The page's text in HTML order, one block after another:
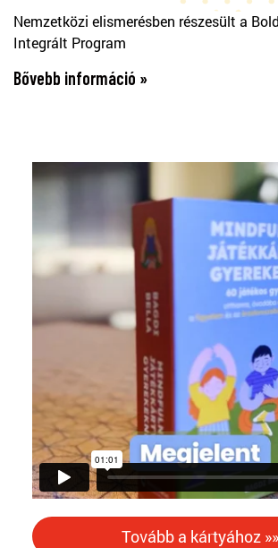
Nemzetközi elismerésben részesült a
Integrált Program
Bővebb információ »
Tovább a kártyához »»